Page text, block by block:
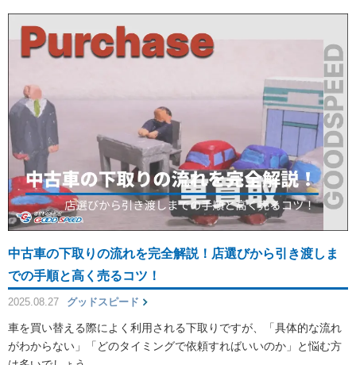
中古車の下取りの流れを完全解説！店選びから引き渡しま
での手順と高く売るコツ！
2025.08.27 グッドスピード
車を買い替える際によく利用される下取りですが、「具体的な流れ
がわからない」「どのタイミングで依頼すればいいのか」と悩む方